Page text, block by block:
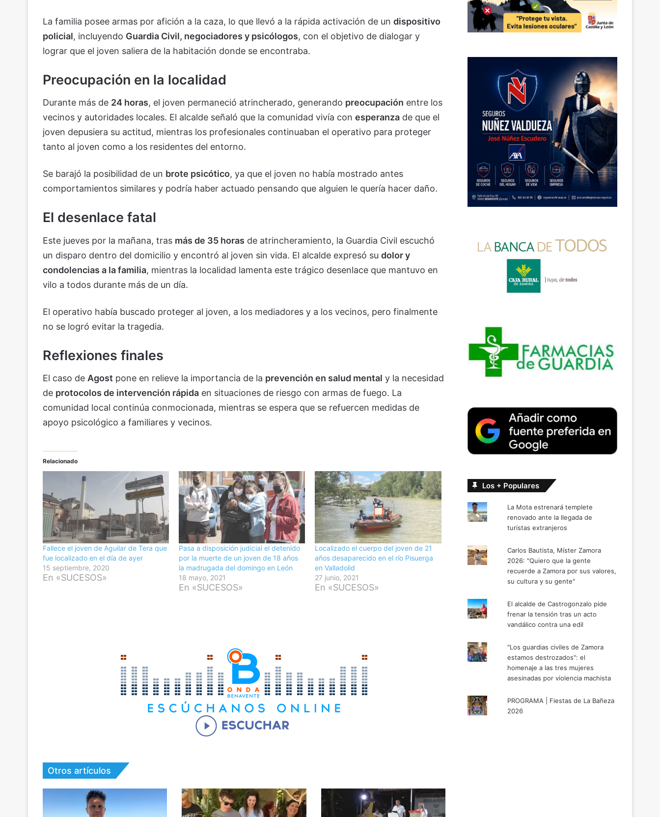
La familia posee armas por afición a la caza, lo que llevó a la rápida activación de un dispositivo
policial, incluyendo Guardia Civil, negociadores y psicólogos, con el objetivo de dialogar y
lograr que el joven saliera de la habitación donde se encontraba.
Preocupación en la localidad
Durante más de 24 horas, el joven permaneció atrincherado, generando preocupación entre los
vecinos y autoridades locales. El alcalde señaló que la comunidad vivía con esperanza de que el
joven depusiera su actitud, mientras los profesionales continuaban el operativo para proteger
tanto al joven como a los residentes del entorno.
Se barajó la posibilidad de un brote psicótico, ya que el joven no había mostrado antes
comportamientos similares y podría haber actuado pensando que alguien le quería hacer daño.
El desenlace fatal
Este jueves por la mañana, tras más de 35 horas de atrincheramiento, la Guardia Civil escuchó
un disparo dentro del domicilio y encontró al joven sin vida. El alcalde expresó su dolor y
condolencias a la familia, mientras la localidad lamenta este trágico desenlace que mantuvo en
vilo a todos durante más de un día.
El operativo había buscado proteger al joven, a los mediadores y a los vecinos, pero finalmente
no se logró evitar la tragedia.
Reflexiones finales
El caso de Agost pone en relieve la importancia de la prevención en salud mental y la necesidad
de protocolos de intervención rápida en situaciones de riesgo con armas de fuego. La
comunidad local continúa conmocionada, mientras se espera que se refuercen medidas de
apoyo psicológico a familiares y vecinos.
Relacionado
Fallece el joven de Aguilar de Tera que
fue localizado en el día de ayer
15 septiembre, 2020
En «SUCESOS»
Pasa a disposición judicial el detenido
por la muerte de un joven de 18 años
la madrugada del domingo en León
18 mayo, 2021
En «SUCESOS»
Localizado el cuerpo del joven de 21
años desaparecido en el río Pisuerga
en Valladolid
27 junio, 2021
En «SUCESOS»
Otros artículos
Los + Populares
La Mota estrenará templete
renovado ante la llegada de
turistas extranjeros
Carlos Bautista, Míster Zamora
2026: "Quiero que la gente
recuerde a Zamora por sus valores,
su cultura y su gente"
El alcalde de Castrogonzalo pide
frenar la tensión tras un acto
vandálico contra una edil
"Los guardias civiles de Zamora
estamos destrozados": el
homenaje a las tres mujeres
asesinadas por violencia machista
PROGRAMA | Fiestas de La Bañeza
2026